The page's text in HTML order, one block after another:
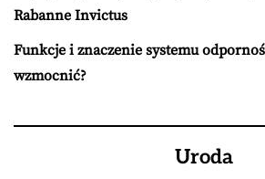
Rabanne Invictus
Funkcje i znaczenie systemu
wzmocnić?
Uroda